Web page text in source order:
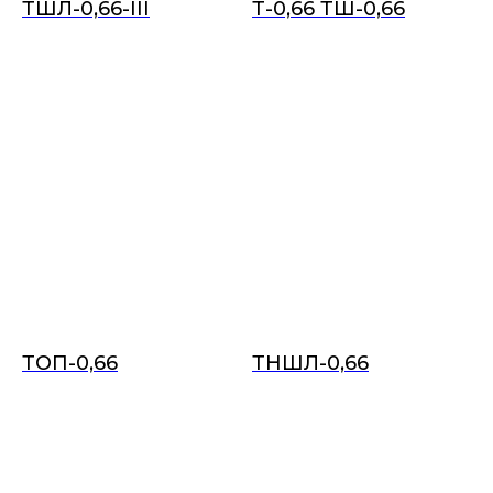
ТШЛ-0,66-III Т-0,66 ТШ-0,66
ТОП-0,66 ТНШЛ-0,66